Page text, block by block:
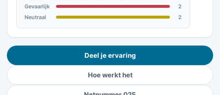
Gevaarlijk
2
Neutraal
2
Deel je ervaring
Hoe werkt het